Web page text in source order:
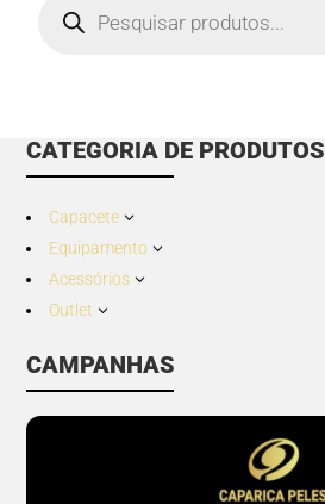
search
CATEGORIA DE PRODUTOS
Capacete 3
Equipamento 3
Acessórios 3
Outlet 3
CAMPANHAS